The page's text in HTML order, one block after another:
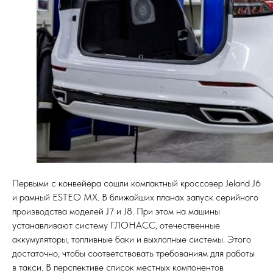
Первыми с конвейера сошли компактный кроссовер Jeland J6
и рамный ESTEO MX. В ближайших планах запуск серийного
производства моделей J7 и J8. При этом на машины
устанавливают систему ГЛОНАСС, отечественные
аккумуляторы, топливные баки и выхлопные системы. Этого
достаточно, чтобы соответствовать требованиям для работы
в такси. В перспективе список местных компонентов